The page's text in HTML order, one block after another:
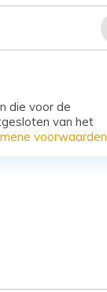
die voor de
van het
voorwaarden